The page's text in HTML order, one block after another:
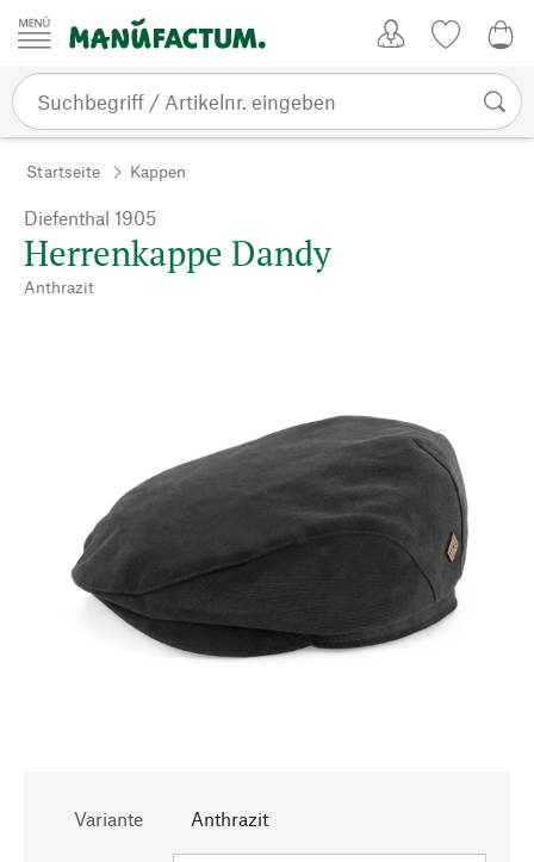
Zum Inhalt springen
Startseite Kappen
Diefenthal 1905
Herrenkappe Dandy
Anthrazit
Variante Anthrazit